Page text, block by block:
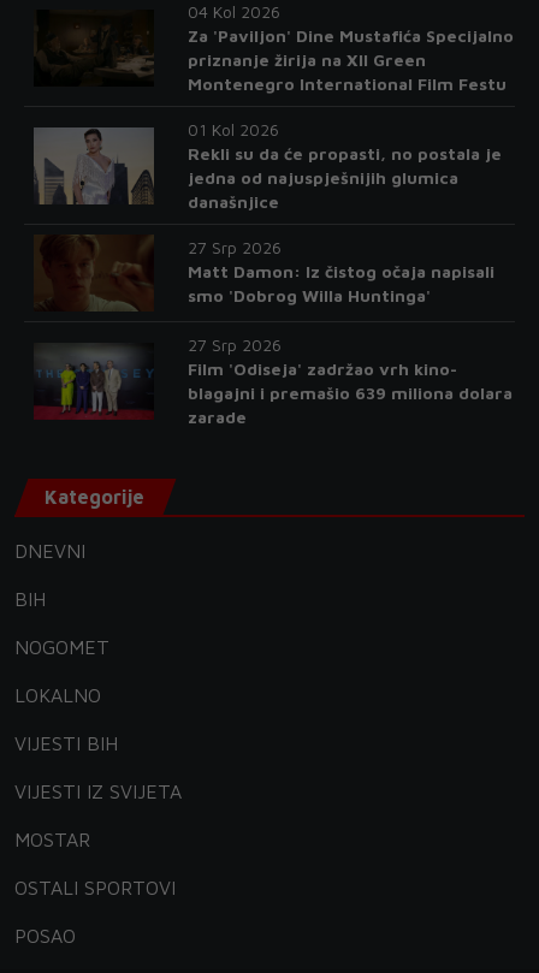
04 Kol 2026
Za 'Paviljon' Dine Mustafića Specijalno
priznanje žirija na XII Green
Montenegro International Film Festu
01 Kol 2026
Rekli su da će propasti, no postala je
jedna od najuspješnijih glumica
današnjice
27 Srp 2026
Matt Damon: Iz čistog očaja napisali
smo 'Dobrog Willa Huntinga'
27 Srp 2026
Film 'Odiseja' zadržao vrh kino-
blagajni i premašio 639 miliona dolara
zarade
Kategorije
DNEVNI
BIH
NOGOMET
LOKALNO
VIJESTI BIH
VIJESTI IZ SVIJETA
MOSTAR
OSTALI SPORTOVI
POSAO